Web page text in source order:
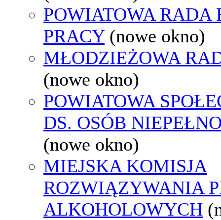
POWIATOWA RADA
PRACY (nowe okno)
MŁODZIEŻOWA
(nowe okno)
POWIATOWA
DS. OSÓB
(nowe okno)
MIEJSKA KOMISJA
ROZWIĄZYWANIA
ALKOHOLOWYCH